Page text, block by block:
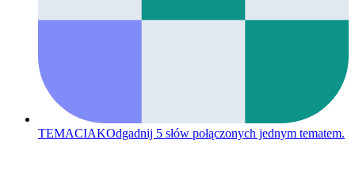
TEMACIAKOdgadnij 5 słów połączonych jednym tematem.